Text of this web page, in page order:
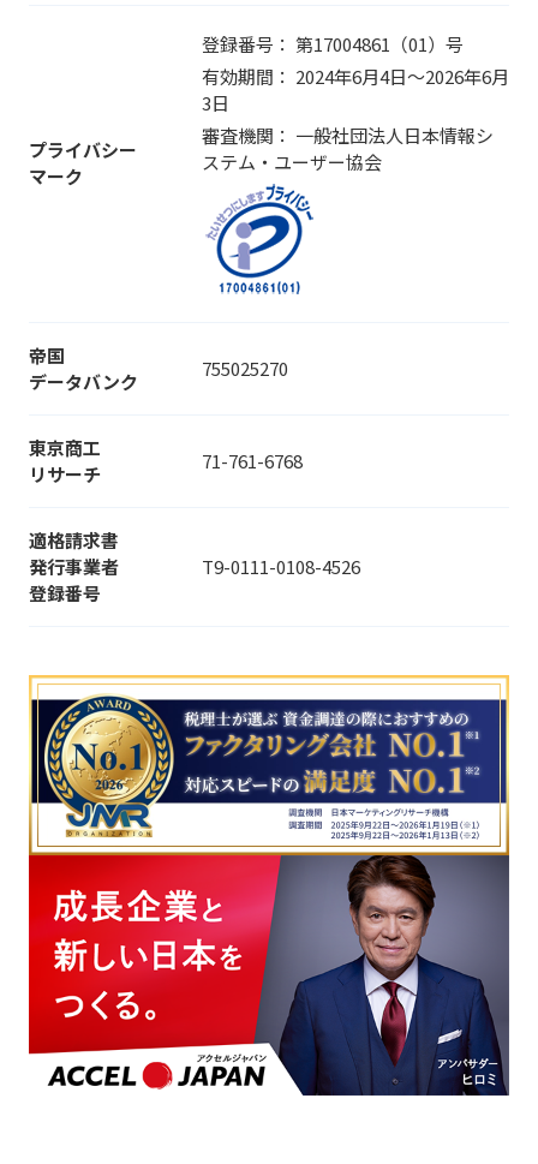
プライバシー
マーク
登録番号
第17004861（01）号
有効期間
2024年6月4日～2026年6月
3日
審査機関
一般社団法人日本情報シ
ステム・ユーザー協会
帝国
データバンク
755025270
東京商工
リサーチ
71-761-6768
適格請求書
発行事業者
登録番号
T9-0111-0108-4526